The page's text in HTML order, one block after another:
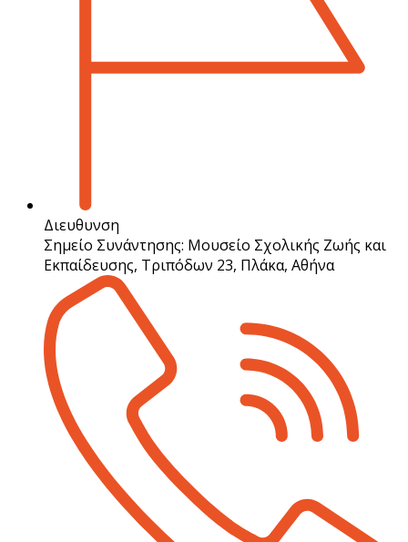
Διευθυνση
Σημείο Συνάντησης: Μου­σείο Σχολικής Ζωής και
Εκπαίδευσης, Τριπόδων 23, Πλάκα, Αθήνα